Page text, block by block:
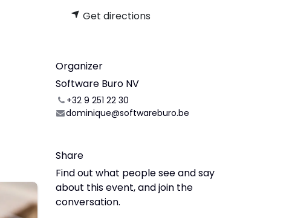
Get directions
Organizer
Software Buro NV
+32 9 251 22 30
dominique@softwareburo.be
Share
Find out what people see and say
about this event, and join the
conversation.